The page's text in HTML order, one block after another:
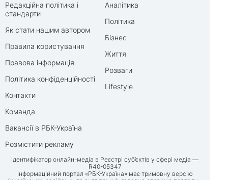
Редакційна політика і
стандарти
Як стати нашим автором
Правила користування
Правова інформація
Політика конфіденційності
Контакти
Команда
Вакансії в РБК-Україна
Розмістити рекламу
Аналітика
Політика
Бізнес
Життя
Розваги
Lifestyle
Ідентифікатор онлайн-медіа в Реєстрі суб’єктів у сфері медіа —
R40-05347
Інформаційний портал «РБК-Україна» має тримовну версію